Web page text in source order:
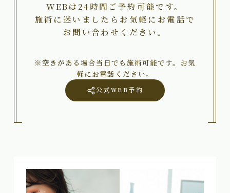
WEBは24時間ご予約可能です。
施術に迷いましたらお気軽にお電話で
お問い合わせください。
※空きがある場合当日でも施術可能です。お気
軽にお電話ください。
公式WEB予約